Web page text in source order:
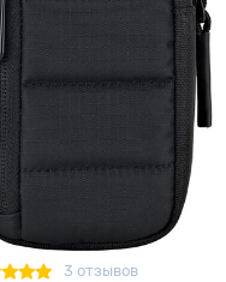
3 отзывов